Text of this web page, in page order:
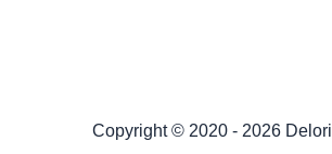
Copyright © 2020 - 2026 Delori